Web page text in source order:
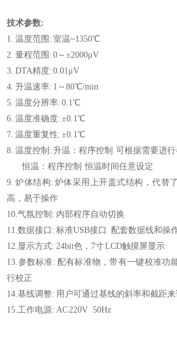
技术参数:
1. 温度范围: 室温~1350℃
2. 量程范围: 0～±2000μV
3. DTA精度: 0.01μV
4. 升温速率: 1～80℃/min
5. 温度分辨率: 0.1℃
6. 温度准确度: ±0.1℃
7. 温度重复性: ±0.1℃
8. 温度控制: 升温：程序控制 可根据需要进
恒温：程序控制 恒温时间任意设定
9. 炉体结构: 炉体采用上开盖式结构，代替
高，易于操作
10.气氛控制: 内部程序自动切换
11.数据接口: 标准USB接口 配套数据线和操
12.显示方式: 24bit色，7寸 LCD触摸屏显示
13.参数标准: 配有标准物，带有一键校准功
行校正
14.基线调整: 用户可通过基线的斜率和截距
15.工作电源: AC 220V 50Hz